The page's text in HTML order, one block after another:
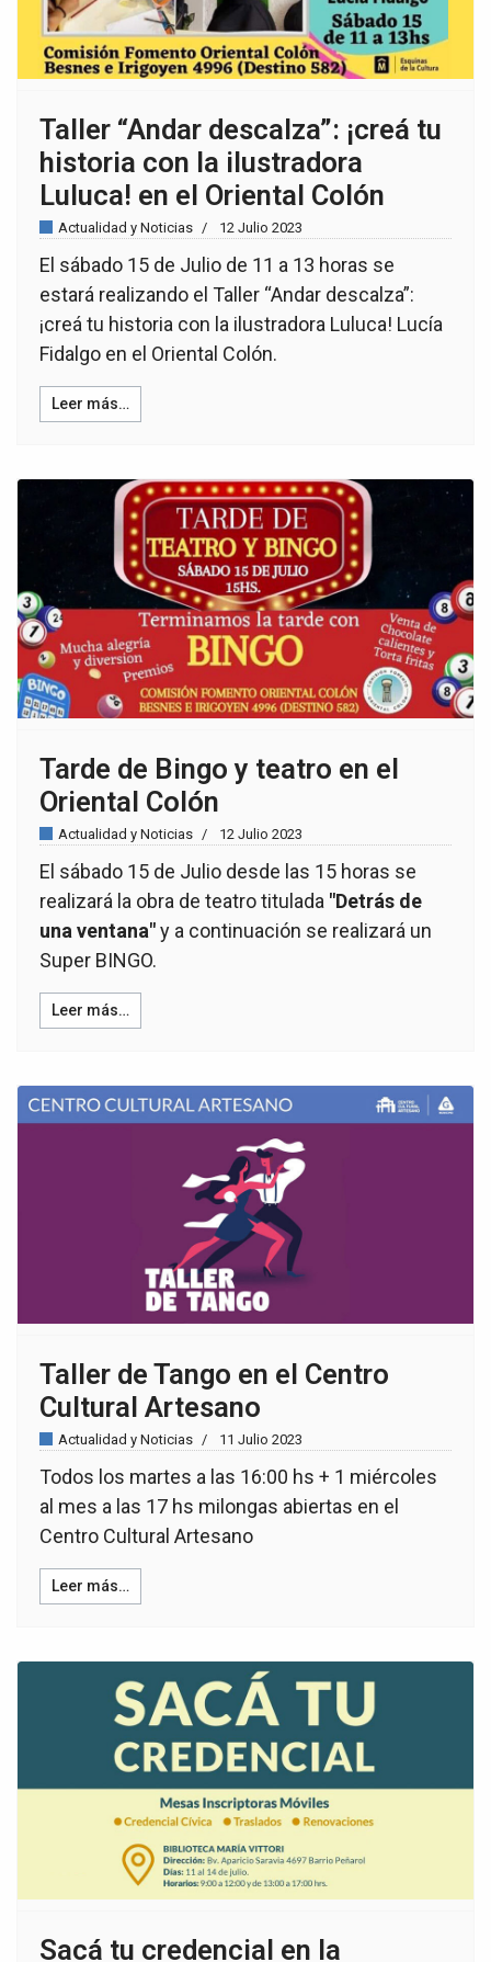
Taller “Andar descalza”: ¡creá tu
historia con la ilustradora
Luluca! en el Oriental Colón
Actualidad y Noticias 12 Julio 2023
El sábado 15 de Julio de 11 a 13 horas se
estará realizando el Taller “Andar descalza”:
¡creá tu historia con la ilustradora Luluca! Lucía
Fidalgo en el Oriental Colón.
Leer más…
Tarde de Bingo y teatro en el
Oriental Colón
Actualidad y Noticias 12 Julio 2023
El sábado 15 de Julio desde las 15 horas se
realizará la obra de teatro titulada "Detrás de
una ventana"y a continuación se realizará un
Super BINGO.
Leer más…
Taller de Tango en el Centro
Cultural Artesano
Actualidad y Noticias 11 Julio 2023
Todos los martes a las 16:00 hs + 1 miércoles
al mes a las 17 hs milongas abiertas en el
Centro Cultural Artesano
Leer más…
Sacá tu credencial en la